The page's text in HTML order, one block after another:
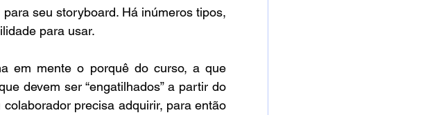
seu storyboard. Há inúmeros tipos,
para usar.
em mente o porquê do curso, a que
devem ser “engatilhados” a partir do
precisa adquirir, para então